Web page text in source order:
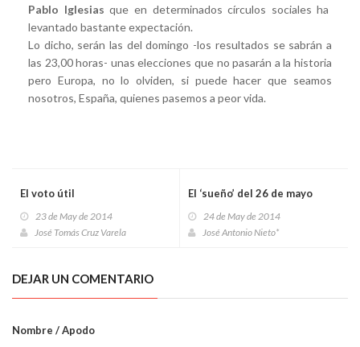
Pablo Iglesias que en determinados círculos sociales ha
levantado bastante expectación.
Lo dicho, serán las del domingo -los resultados se sabrán a
las 23,00 horas- unas elecciones que no pasarán a la historia
pero Europa, no lo olviden, si puede hacer que seamos
nosotros, España, quienes pasemos a peor vida.
El voto útil
23 de May de 2014
José Tomás Cruz Varela
El ‘sueño’ del 26 de mayo
24 de May de 2014
José Antonio Nieto*
DEJAR UN COMENTARIO
Nombre / Apodo